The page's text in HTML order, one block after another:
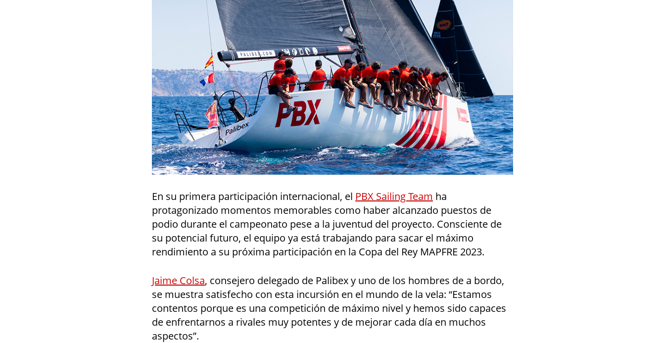
En su primera participación internacional, el PBX Sailing Team ha
protagonizado momentos memorables como haber alcanzado puestos de
podio durante el campeonato pese a la juventud del proyecto. Consciente de
su potencial futuro, el equipo ya está trabajando para sacar el máximo
rendimiento a su próxima participación en la Copa del Rey MAPFRE 2023.
Jaime Colsa, consejero delegado de Palibex y uno de los hombres de a bordo,
se muestra satisfecho con esta incursión en el mundo de la vela: “Estamos
contentos porque es una competición de máximo nivel y hemos sido capaces
de enfrentarnos a rivales muy potentes y de mejorar cada día en muchos
aspectos”.